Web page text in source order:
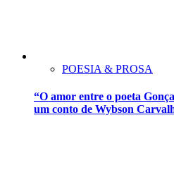
POESIA & PROSA
“O amor entre o poeta
um conto de Wybson